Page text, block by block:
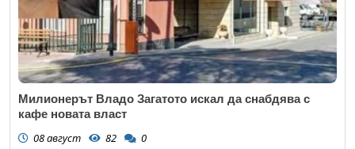
Милионерът Владо Загатото искал да снабдява с
кафе новата власт
08 август 82 0